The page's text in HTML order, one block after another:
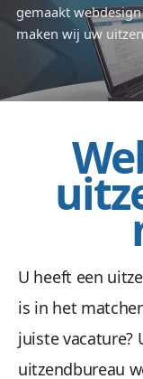
U heeft een
is in het
juiste vacature?
uitzendbureau
gemaakt
maken wij uw